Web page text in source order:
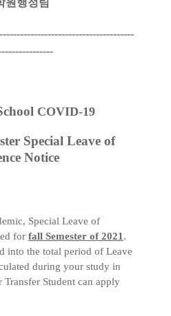
원행정팀
COVID-19
Special Leave of
Notice
Special Leave of
for fall Semester of 2021.
into the total period of Leave
during your study in
Student can apply